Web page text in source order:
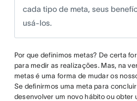
cada tipo de meta, seus
usá-los.
Por que definimos metas? De certa
para medir as realizações. Mas, na
metas é uma forma de mudar os
Se definirmos uma meta para
desenvolver um novo hábito ou obter